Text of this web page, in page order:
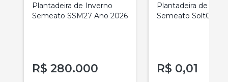
Plantadeira de Inverno
Semeato SSM27 Ano 2026
R$ 280.000
Plantadeira de
Semeato Solt09
R$ 0,01